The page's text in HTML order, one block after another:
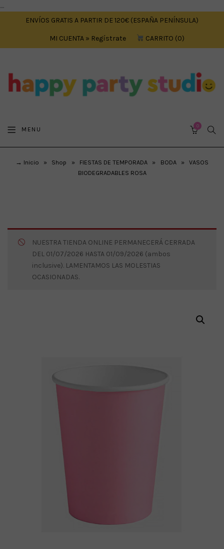
....
ENVÍOS GRATIS A PARTIR DE 120€ (ESPAÑA PENÍNSULA)
MI CUENTA » Regístrate CARRITO 0
MENU 0
→ Inicio » Shop » FIESTAS DE TEMPORADA » BODA »
VASOS
BIODEGRADABLES ROSA
NUESTRA TIENDA ONLINE PERMANECERÁ CERRADA
DEL 01/07/2026 HASTA 01/09/2026 (ambos
inclusive). LAMENTAMOS LAS MOLESTIAS
OCASIONADAS.